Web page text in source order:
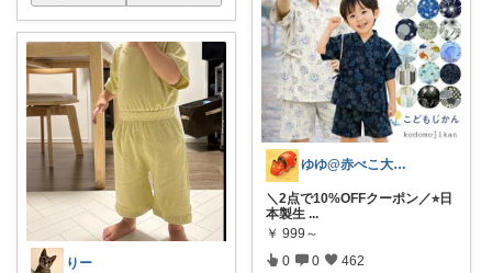
りー
ゆゆ@赤べこ大好き
＼2点で10%OFFクーポン／⭐︎日
本製生 ...
￥ 999～
0 0 462